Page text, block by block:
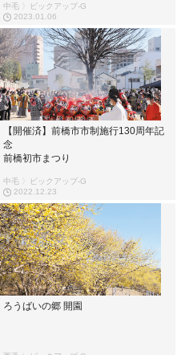
中毛 〉ピックアップ-G
2023.01.06
【開催済】前橋市市制施行130周年記
念
前橋初市まつり
中毛 〉ピックアップ-G
2022.12.23
ろうばいの郷 開園